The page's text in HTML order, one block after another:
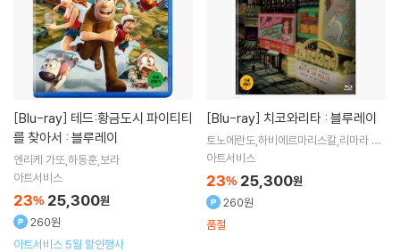
[Blu-ray]
를 찾아서 : 블루레이
엔리케 가또,하동훈,보라
아트서비스
23% 25,300원
260원
아트서비스 5월 할인행사
[Blu-ray] 치코와리타 : 블루레이
토노에란도,하비에르마리스칼,리마라 메
네세스,에마르 조 오나
아트서비스
23% 25,300원
260원
품절